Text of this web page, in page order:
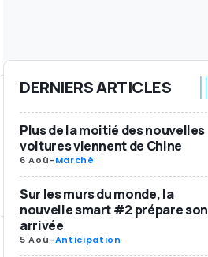
DERNIERS ARTICLES
Plus de la moitié des nouvelles
voitures viennent de Chine
6 Aoû-Marché
Sur les murs du monde, la
nouvelle smart #2 prépare son
arrivée
5 Aoû-Anticipation